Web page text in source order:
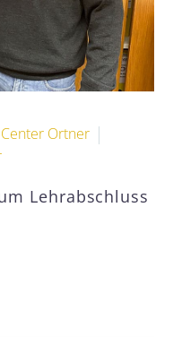
Ortner
Lehrabschluss